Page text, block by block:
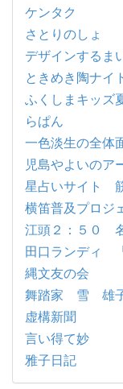
ケンタク
さとりのしょ
デザインするま
ときめき陶ナイ
ふくしまキッズ
らぱん
一色淡生の全体
児島やよいのア
星占いサイト
横笛普及プロジ
江頭２：５０
田口ランディ
縄文友の会
舞踏家 雪 雄
虚構新聞
言い得て妙
雅子日記